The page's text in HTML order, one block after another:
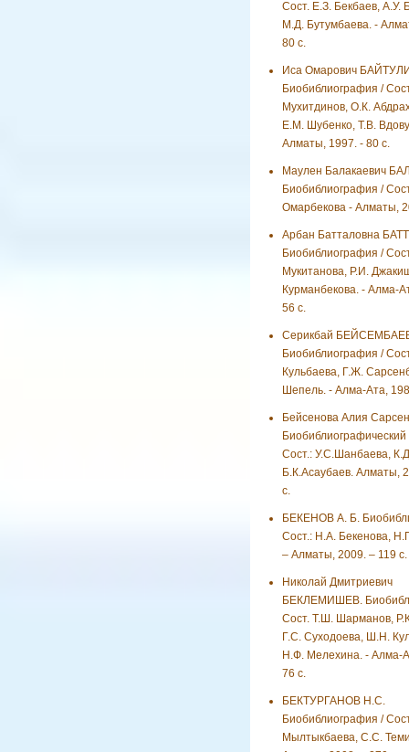
Сост. Е.З. Бекбаев, А.У.
М.Д. Бутумбаева. -
80 с.
Иса Омарович
Биобиблиография /
Мухитдинов, О.К.
Е.М. Шубенко, Т.В.
Алматы, 1997. - 80 с.
Маулен Балакаевич
Биобиблиография /
Омарбекова - Алматы,
Арбан Батталовна
Биобиблиография /
Мукитанова, Р.И.
Курманбекова. - Алма-
56 с.
Серикбай
Биобиблиография /
Кульбаева, Г.Ж.
Шепель. - Алма-Ата,
Бейсенова Алия
Биобиблиографический
Сост.: У.С.Шанбаева,
Б.К.Асаубаев. Алматы,
с.
БЕКЕНОВ А. Б.
Сост.: Н.А. Бекенова,
– Алматы, 2009. – 119 с.
Николай Дмитриевич
БЕКЛЕМИШЕВ.
Сост. Т.Ш. Шарманов,
Г.С. Суходоева, Ш.Н.
Н.Ф. Мелехина. - Алма-
76 с.
БЕКТУРГАНОВ Н.С.
Биобиблиография /
Мылтыкбаева, С.С.